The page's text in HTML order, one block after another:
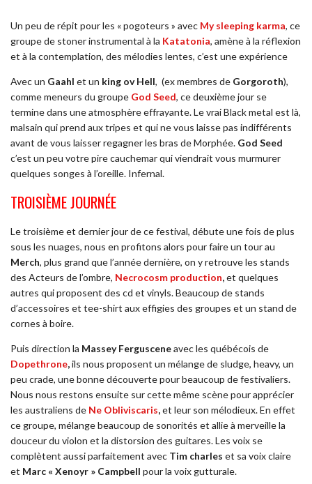
Un peu de répit pour les « pogoteurs » avec My sleeping karma, ce
groupe de stoner instrumental à la Katatonia, amène à la réflexion
et à la contemplation, des mélodies lentes, c’est une expérience
Avec un Gaahl et un king ov Hell, (ex membres de Gorgoroth),
comme meneurs du groupe God Seed, ce deuxième jour se
termine dans une atmosphère effrayante. Le vrai Black metal est là,
malsain qui prend aux tripes et qui ne vous laisse pas indifférents
avant de vous laisser regagner les bras de Morphée. God Seed
c’est un peu votre pire cauchemar qui viendrait vous murmurer
quelques songes à l’oreille. Infernal.
TROISIÈME JOURNÉE
Le troisième et dernier jour de ce festival, débute une fois de plus
sous les nuages, nous en profitons alors pour faire un tour au
Merch, plus grand que l’année dernière, on y retrouve les stands
des Acteurs de l’ombre, Necrocosm production,et quelques
autres qui proposent des cd et vinyls. Beaucoup de stands
d’accessoires et tee-shirt aux effigies des groupes et un stand de
cornes à boire.
Puis direction la Massey Fergusceneavec les québécois de
Dopethrone,ils nous proposent un mélange de sludge, heavy, un
peu crade, une bonne découverte pour beaucoup de festivaliers.
Nous nous restons ensuite sur cette même scène pour apprécier
les australiens de Ne Obliviscaris,et leur son mélodieux. En effet
ce groupe, mélange beaucoup de sonorités et allie à merveille la
douceur du violon et la distorsion des guitares. Les voix se
complètent aussi parfaitement avec Tim charles et sa voix claire
et Marc « Xenoyr » Campbell pour la voix gutturale.